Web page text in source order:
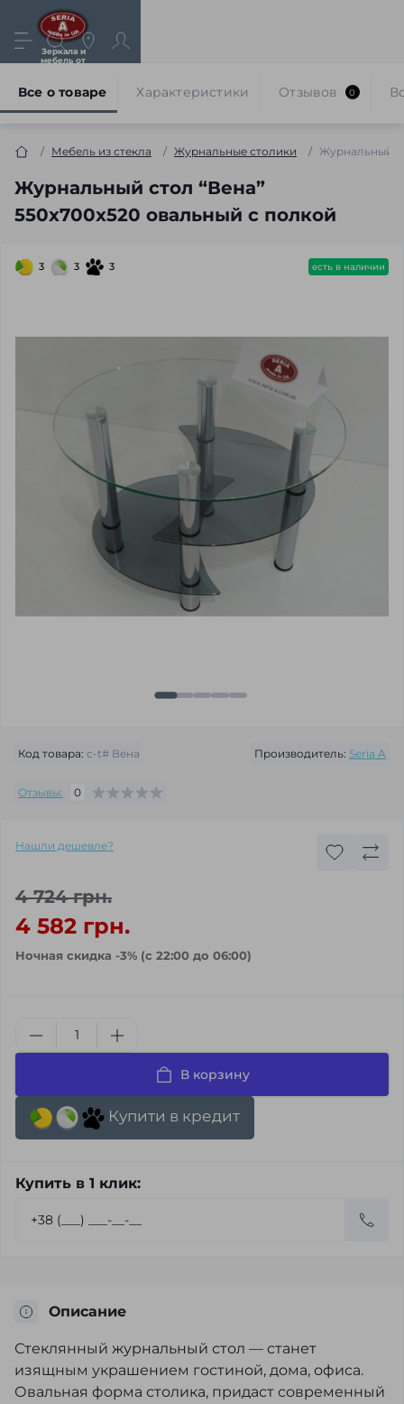
Зеркала и
мебель от
Мебель из стекла Журнальные столики Журнальный
Журнальный стол “Вена”
550х700х520 овальный с полкой
Все о товаре Характеристики Отзывов 0
3 3 3 есть в наличии
Код товара: c-t# Вена Производитель: Seria A
Отзывы: 0
Нашли дешевле?
4 724 грн.
4 582 грн.
Ночная скидка -3% (с 22:00 до 06:00)
В корзину
Купити в кредит
Купить в 1 клик:
Описание
Стеклянный журнальный стол — станет
изящным украшением гостиной, дома, офиса.
Овальная форма столика, придаст современный